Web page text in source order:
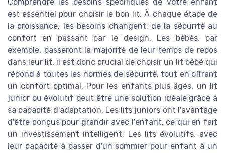
Comprendre les besoins spécifiques de votre enfant
est essentiel pour choisir le bon lit. À chaque étape de
la croissance, les besoins changent, de la sécurité au
confort en passant par le design. Les bébés, par
exemple, passeront la majorité de leur temps de repos
dans leur lit, il est donc crucial de choisir un lit bébé qui
répond à toutes les normes de sécurité, tout en offrant
un confort optimal. Pour les enfants plus âgés, un lit
junior ou évolutif peut être une solution idéale grâce à
sa capacité d'adaptation. Les lits juniors ont l'avantage
d'être conçus pour grandir avec l'enfant, ce qui en fait
un investissement intelligent. Les lits évolutifs, avec
leur capacité à passer d'un sommier pour enfant à un